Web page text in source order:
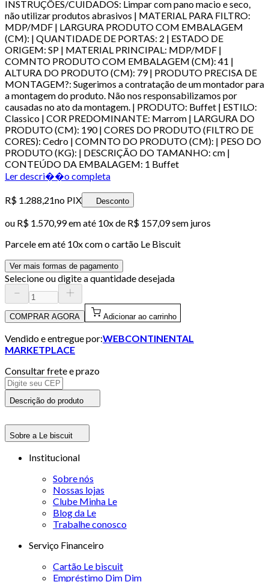
INSTRUÇÕES/CUIDADOS: Limpar com pano macio e seco,
não utilizar produtos abrasivos | MATERIAL PARA FILTRO:
MDP/MDF | LARGURA PRODUTO COM EMBALAGEM
(CM): | QUANTIDADE DE PORTAS: 2 | ESTADO DE
ORIGEM: SP | MATERIAL PRINCIPAL: MDP/MDF |
COMNTO PRODUTO COM EMBALAGEM (CM): 41 |
ALTURA DO PRODUTO (CM): 79 | PRODUTO PRECISA DE
MONTAGEM?: Sugerimos a contratação de um montador para
a montagem do produto. Não nos responsabilizamos por
causadas no ato da montagem. | PRODUTO: Buffet | ESTILO:
Classico | COR PREDOMINANTE: Marrom | LARGURA DO
PRODUTO (CM): 190 | CORES DO PRODUTO (FILTRO DE
CORES): Cedro | COMNTO DO PRODUTO (CM): | PESO DO
PRODUTO (KG): | DESCRIÇÃO DO TAMANHO: cm |
CONTEÚDO DA EMBALAGEM: 1 Buffet
Ler descri��o completa
R$ 1.288,21no PIX Desconto
ou R$ 1.570,99em até 10x de R$ 157,09 sem juros
Parcele em até 10x com o cartão Le Biscuit
Ver mais formas de pagamento
Selecione ou digite a quantidade desejada
COMPRAR AGORA Adicionar ao carrinho
Vendido e entregue por:WEBCONTINENTAL
MARKETPLACE
Consultar frete e prazo
Descrição do produto
Sobre a Le biscuit
Institucional
Sobre nós
Nossas lojas
Clube Minha Le
Blog da Le
Trabalhe conosco
Serviço Financeiro
Cartão Le biscuit
Empréstimo Dim Dim